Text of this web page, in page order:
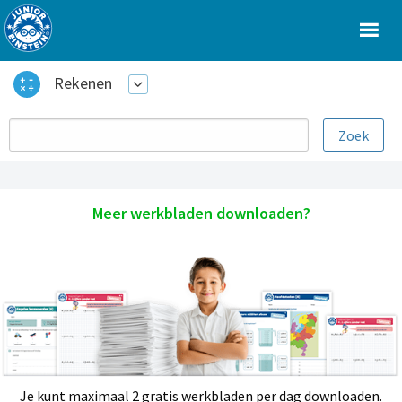
Rekenen
Meer werkbladen downloaden?
Je kunt maximaal 2 gratis werkbladen per dag downloaden.